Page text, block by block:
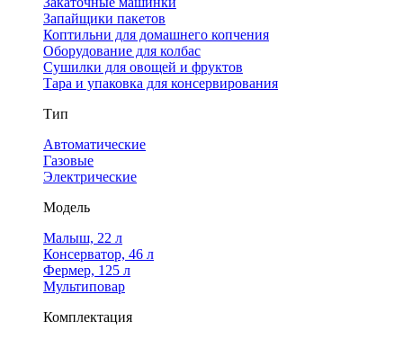
Запайщики пакетов
Коптильни для домашнего копчения
Оборудование для колбас
Сушилки для овощей и фруктов
Тара и упаковка для консервирования
Тип
Автоматические
Газовые
Электрические
Модель
Малыш, 22 л
Консерватор, 46 л
Фермер, 125 л
Мультиповар
Комплектация